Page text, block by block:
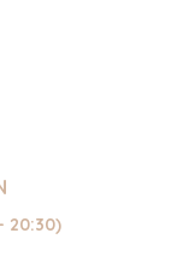
20:30)